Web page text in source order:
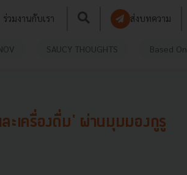
ร่วมงานกับเรา ส่งบทความ
SAUCY THOUGHTS Based On
เครื่องดื่ม' ผ่านมุมมองกูรู